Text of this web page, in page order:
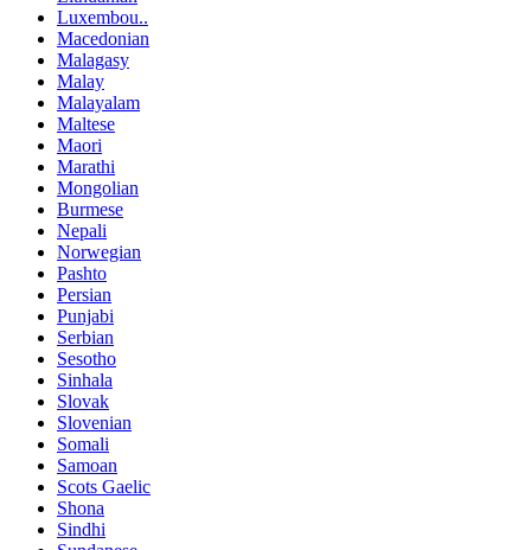
Luxembou..
Macedonian
Malagasy
Malay
Malayalam
Maltese
Maori
Marathi
Mongolian
Burmese
Nepali
Norwegian
Pashto
Persian
Punjabi
Serbian
Sesotho
Sinhala
Slovak
Slovenian
Somali
Samoan
Scots Gaelic
Shona
Sindhi